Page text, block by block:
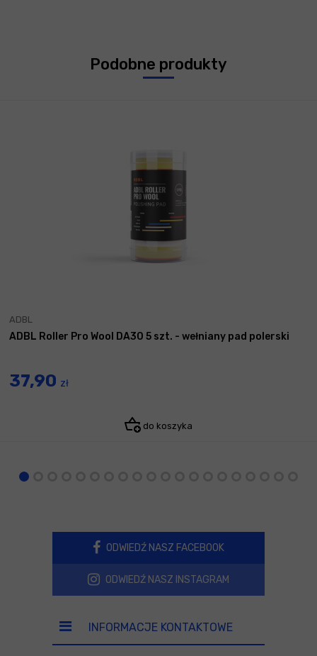
Podobne produkty
ADBL
ADBL Roller Pro Wool DA30 5 szt. - wełniany pad polerski
37,90 zł
do koszyka
ODWIEDŹ NASZ FACEBOOK
ODWIEDŹ NASZ INSTAGRAM
INFORMACJE KONTAKTOWE